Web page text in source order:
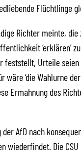
Flüchtlinge
Richter meinte,
‘erklären’
feststellt, Urteile
wäre ‘die Wahlurne
Ermahnung des
AfD nach
wiederfindet. Die